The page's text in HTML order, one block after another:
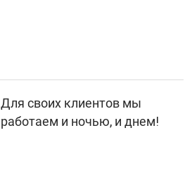
Для своих клиентов мы
работаем и ночью, и днем!